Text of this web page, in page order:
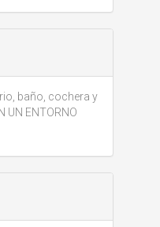
baño, cochera y
ENTORNO